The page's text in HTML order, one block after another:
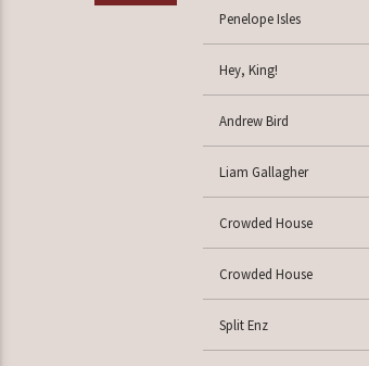
Penelope Isles
Hey, King!
Andrew Bird
Liam Gallagher
Crowded House
Crowded House
Split Enz